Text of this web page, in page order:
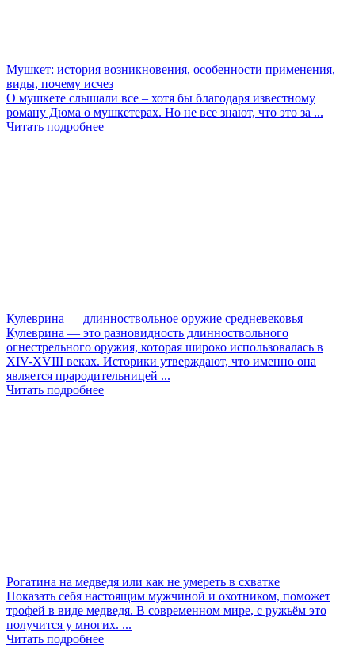
Мушкет: история возникновения, особенности применения,
виды, почему исчез
О мушкете слышали все – хотя бы благодаря известному
роману Дюма о мушкетерах. Но не все знают, что это за ...
Читать подробнее
Кулеврина — длинноствольное оружие средневековья
Кулеврина — это разновидность длинноствольного
огнестрельного оружия, которая широко использовалась в
XIV-XVIII веках. Историки утверждают, что именно она
является прародительницей ...
Читать подробнее
Рогатина на медведя или как не умереть в схватке
Показать себя настоящим мужчиной и охотником, поможет
трофей в виде медведя. В современном мире, с ружьём это
получится у многих. ...
Читать подробнее